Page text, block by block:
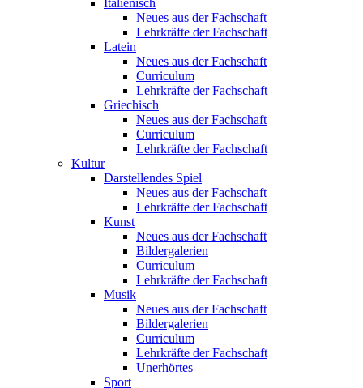
Italienisch
Neues aus der Fachschaft
Lehrkräfte der Fachschaft
Latein
Neues aus der Fachschaft
Curriculum
Lehrkräfte der Fachschaft
Griechisch
Neues aus der Fachschaft
Curriculum
Lehrkräfte der Fachschaft
Kultur
Darstellendes Spiel
Neues aus der Fachschaft
Lehrkräfte der Fachschaft
Kunst
Neues aus der Fachschaft
Bildergalerien
Curriculum
Lehrkräfte der Fachschaft
Musik
Neues aus der Fachschaft
Bildergalerien
Curriculum
Lehrkräfte der Fachschaft
Unerhörtes
Sport